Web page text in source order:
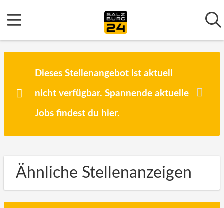
Dieses Stellenangebot ist aktuell
nicht verfügbar. Spannende aktuelle
Jobs findest du hier.
Ähnliche Stellenanzeigen